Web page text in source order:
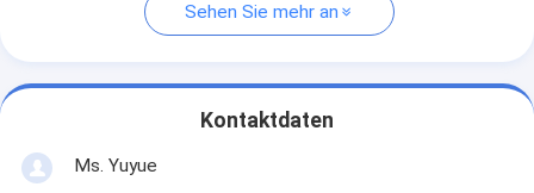
Sehen Sie mehr an
Kontaktdaten
Ms. Yuyue